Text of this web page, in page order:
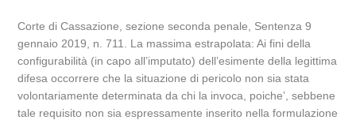
Corte di Cassazione, sezione seconda penale, Sentenza 9
gennaio 2019, n. 711. La massima estrapolata: Ai fini della
configurabilità (in capo all’imputato) dell’esimente della legittima
difesa occorrere che la situazione di pericolo non sia stata
volontariamente determinata da chi la invoca, poiche’, sebbene
tale requisito non sia espressamente inserito nella formulazione